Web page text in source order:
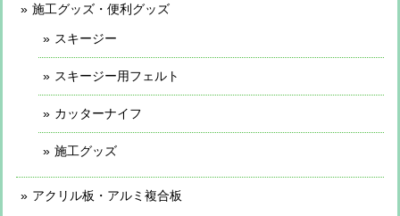
施工グッズ・便利グッズ
スキージー
スキージー用フェルト
カッターナイフ
施工グッズ
アクリル板・アルミ複合板